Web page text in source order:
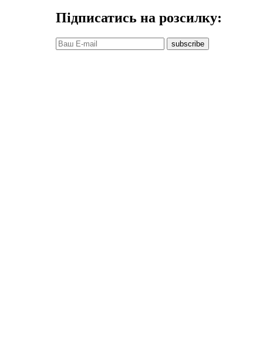
Підписатись на розсилку:
subscribe